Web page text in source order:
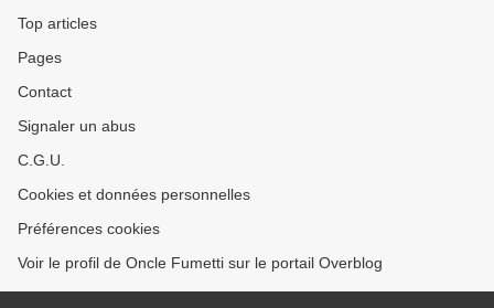
Top articles
Pages
Contact
Signaler un abus
C.G.U.
Cookies et données personnelles
Préférences cookies
Voir le profil de Oncle Fumetti sur le portail Overblog